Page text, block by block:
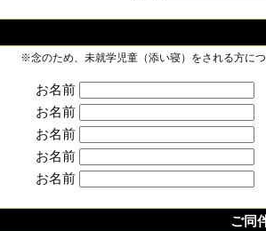
※念のため、未就学児童（添い寝）をされる方に
お名前
お名前
お名前
お名前
お名前
ご同